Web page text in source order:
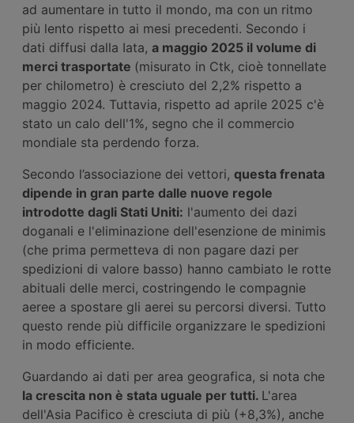
ad aumentare in tutto il mondo, ma con un ritmo
più lento rispetto ai mesi precedenti. Secondo i
dati diffusi dalla Iata, a maggio 2025 il volume di
merci trasportate (misurato in Ctk, cioè tonnellate
per chilometro) è cresciuto del 2,2% rispetto a
maggio 2024. Tuttavia, rispetto ad aprile 2025 c'è
stato un calo dell'1%, segno che il commercio
mondiale sta perdendo forza.
Secondo l’associazione dei vettori, questa frenata
dipende in gran parte dalle nuove regole
introdotte dagli Stati Uniti: l'aumento dei dazi
doganali e l'eliminazione dell'esenzione de minimis
(che prima permetteva di non pagare dazi per
spedizioni di valore basso) hanno cambiato le rotte
abituali delle merci, costringendo le compagnie
aeree a spostare gli aerei su percorsi diversi. Tutto
questo rende più difficile organizzare le spedizioni
in modo efficiente.
Guardando ai dati per area geografica, si nota che
la crescita non è stata uguale per tutti. L'area
dell'Asia Pacifico è cresciuta di più (+8,3%), anche